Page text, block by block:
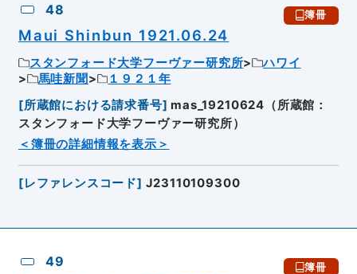
48 簿冊
Maui Shinbun 1921.06.24
スタンフォード大学フーヴァー研究所
ハワイ
馬哇新聞
１９２１年
[所蔵館における請求番号] mas_19210624（所蔵館：
スタンフォード大学フーヴァー研究所）
＜簿冊の詳細情報を表示＞
[レファレンスコード] J23110109300
49 簿冊